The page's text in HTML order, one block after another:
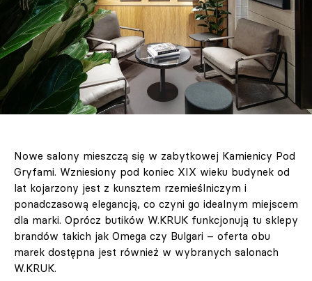
Nowe salony mieszczą się w zabytkowej Kamienicy Pod
Gryfami. Wzniesiony pod koniec XIX wieku budynek od
lat kojarzony jest z kunsztem rzemieślniczym i
ponadczasową elegancją, co czyni go idealnym miejscem
dla marki. Oprócz butików W.KRUK funkcjonują tu sklepy
brandów takich jak Omega czy Bulgari – oferta obu
marek dostępna jest również w wybranych salonach
W.KRUK.